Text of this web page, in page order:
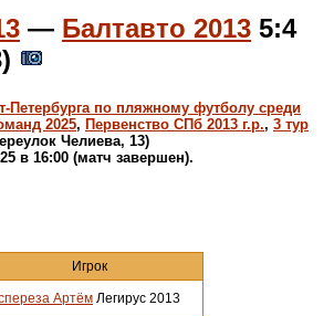
— Балтавто 2013 5:4
Петербурга по пляжному футболу среди
2025, Первенство СПб 2013 г.р., 3 тур
Челиева, 13)
в 16:00 (матч завершен).
Игрок
Артём Легирус 2013